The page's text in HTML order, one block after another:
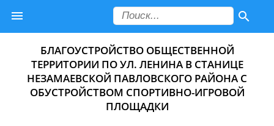
БЛАГОУСТРОЙСТВО ОБЩЕСТВЕННОЙ
ТЕРРИТОРИИ ПО УЛ. ЛЕНИНА В СТАНИЦЕ
НЕЗАМАЕВСКОЙ ПАВЛОВСКОГО РАЙОНА С
ОБУСТРОЙСТВОМ СПОРТИВНО-ИГРОВОЙ
ПЛОЩАДКИ